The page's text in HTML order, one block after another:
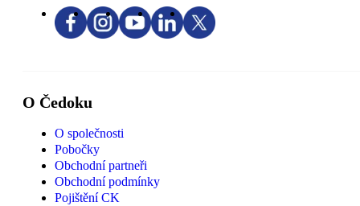
O Čedoku
O společnosti
Pobočky
Obchodní partneři
Obchodní podmínky
Pojištění CK